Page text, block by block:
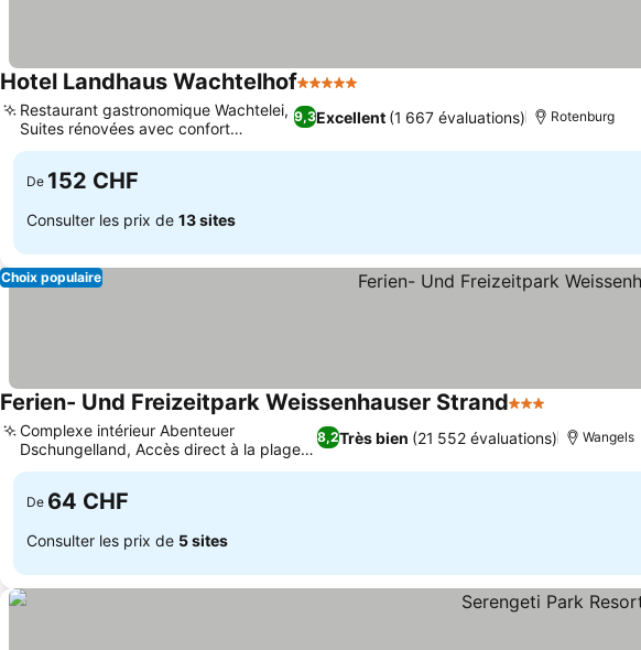
Hotel Landhaus Wachtelhof5 Étoiles
9,3Excellent (1 667 évaluations)
Restaurant gastronomique Wachtelei,
Suites rénovées avec confort
moderne
Rotenburg
De 152 CHF
Consulter les prix de 13 sites
Choix populaire
Ferien- Und Freizeitpark Weissenhauser Strand3 Étoiles
8,2Très bien (21 552 évaluations)
Complexe intérieur Abenteuer
Dschungelland, Accès direct à la plage
de la mer Baltique
Wangels
De 64 CHF
Consulter les prix de 5 sites